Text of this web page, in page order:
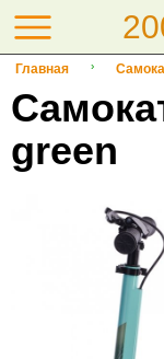
Главная
green